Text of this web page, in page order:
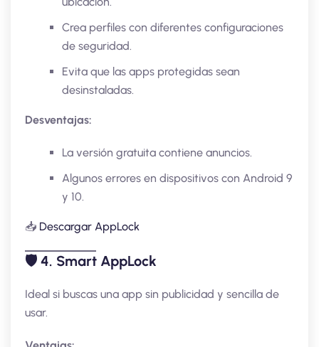
Crea perfiles con diferentes configuraciones
de seguridad.
Evita que las apps protegidas sean
desinstaladas.
Desventajas:
La versión gratuita contiene anuncios.
Algunos errores en dispositivos con Android 9
y 10.
📥 Descargar AppLock
🛡️ 4. Smart AppLock
Ideal si buscas una app sin publicidad y sencilla de
usar.